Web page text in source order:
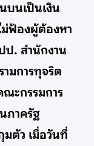
บนเป็นเงิน
ฟ้องผู้ต้องหา
ป. สำนักงาน
มการทุจริต
ะกรรมการ
ภาครัฐ
ตัว เมื่อวันที่